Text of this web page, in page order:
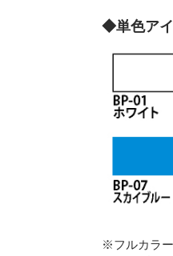
◆単色ア
※フルカラ